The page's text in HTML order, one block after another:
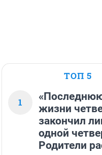
ТОП 5
1
жизни
закончил
одной
Родители